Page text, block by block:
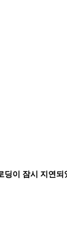
딩이 잠시 지연